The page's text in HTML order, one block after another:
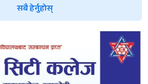
सबै हेर्नुहोस्